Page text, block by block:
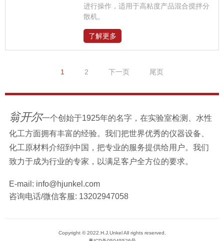
进行操作，适用于高粘度产品混合搅拌分
散机。
了解更多
1 2 下一页 尾页
翁开尔一个创始于1925年的名字，在实验室检测、水性
化工方面拥有丰富的经验。我们把世界优秀的仪器设备、
化工原材料介绍到中国，把专业的服务提供给用户。我们
致力于成为行业的专家，以满足客户全方位的要求。
E-mail: info@hjunkel.com
咨询电话/微信客服: 13202947058
Copyright © 2022.H.J.Unkel All rights reserved.